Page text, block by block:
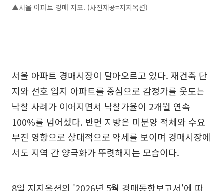
▲서울 아파트 경매 지표. (사진제공=지지옥션)
서울 아파트 경매시장이 달아오르고 있다. 재건축 단
지와 선호 입지 아파트를 중심으로 감정가를 웃도는
낙찰 사례가 이어지면서 낙찰가율이 2개월 연속
100%를 넘어섰다. 반면 지방은 미분양 적체와 수요
부진 영향으로 상대적으로 약세를 보이며 경매시장에
서도 지역 간 양극화가 뚜렷해지는 모습이다.
8일 지지옥션의 '2026년 5월 경매동향보고서'에 따